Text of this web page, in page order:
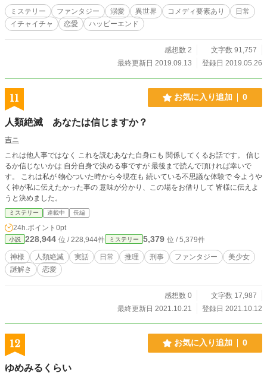
ミステリー ファンタジー 溺愛 異世界 コメディ要素あり
日常
イチャイチャ
恋愛 ハッピーエンド
感想数 2
文字数 91,757
最終更新日 2019.09.13
登録日 2019.05.26
11 お気に入り追加 0
人類絶滅 あなたは信じますか？
吉ニ
これは他人事ではなく これを読むあなた自身にも 関係してくるお話です。 信じ
るか信じないかは 自分自身で決める事ですが 最後まで読んで頂ければ幸いで
す。 これは私が 物心ついた時から今現在も 続いている不思議な体験で 今ようや
く神が私に伝えたかった事の 意味が分かり、この場をお借りして 皆様に伝えよ
うと決めました。
ミステリー 連載中 長編
24h.ポイント 0pt
小説 228,944 位 / 228,944件 ミステリー 5,379 位 / 5,379件
神様 人類絶滅 実話 日常 推理 刑事 ファンタジー
美少女
謎解き
恋愛
感想数 0
文字数 17,987
最終更新日 2021.10.21
登録日 2021.10.12
12 お気に入り追加 0
ゆめみるくらい